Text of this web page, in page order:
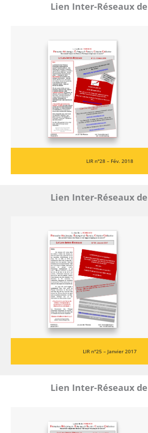
Lien Inter-Réseaux de
LIR n°28 – Fév. 2018
Lien Inter-Réseaux de
LIR n°25 – Janvier 2017
Lien Inter-Réseaux de